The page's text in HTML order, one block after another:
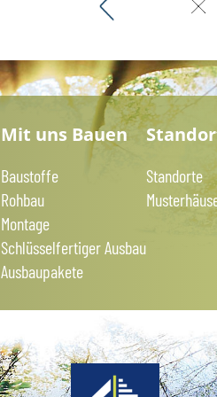
Mit uns Bauen
Baustoffe
Rohbau
Montage
Schlüsselfertiger Ausbau
Ausbaupakete
Standorte